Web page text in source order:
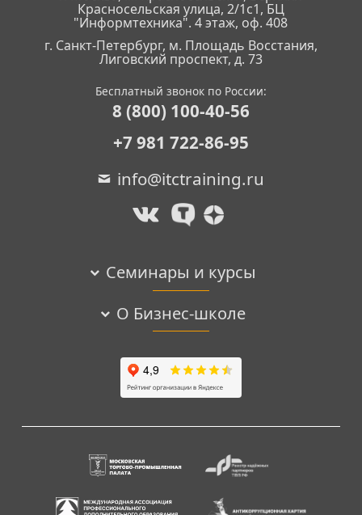
Красносельская улица, 2/1с1, БЦ
"Информтехника". 4 этаж, оф. 408
г. Санкт-Петербург, м. Площадь Восстания,
Лиговский проспект, д. 73
Бесплатный звонок по России:
8 (800) 100-40-56
+7 981 722-86-95
info@itctraining.ru
Семинары и курсы
О Бизнес-школе